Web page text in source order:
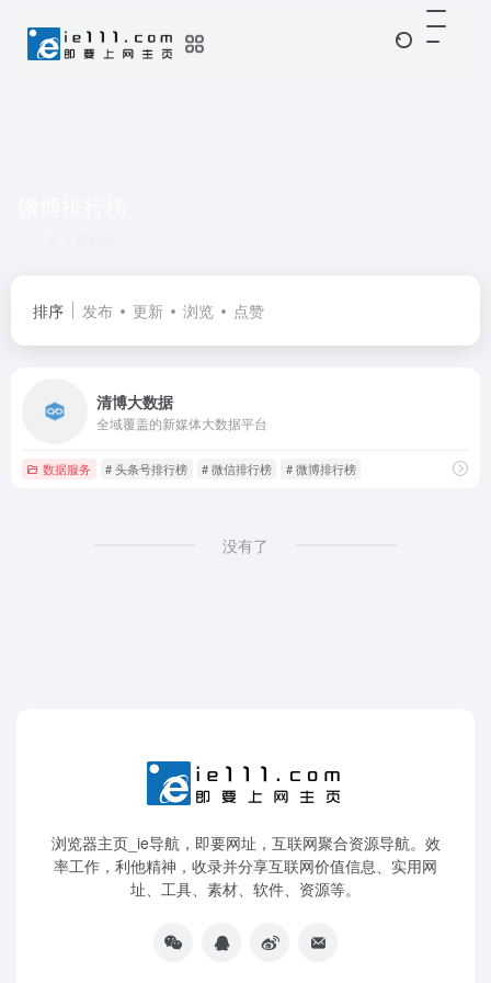
排序 发布 更新 浏览 点赞
清博大数据
全域覆盖的新媒体大数据平台
数据服务 # 头条号排行榜 # 微信排行榜 # 微博排行榜
没有了
浏览器主页_ie导航，即要网址，互联网聚合资源导航。效
率工作，利他精神，收录并分享互联网价值信息、实用网
址、工具、素材、软件、资源等。